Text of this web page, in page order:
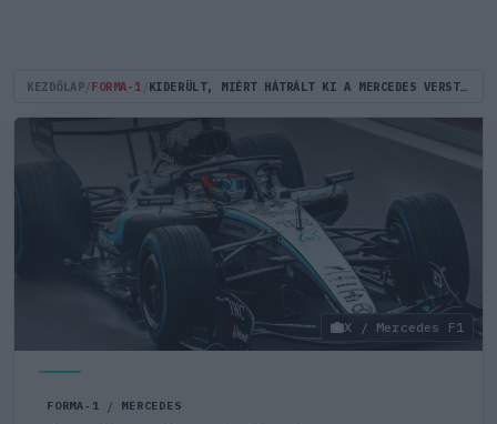
KEZDŐLAP FORMA-1 KIDERÜLT, MIÉRT HÁTRÁLT KI A MERCEDES VERSTAPPEN SZERZŐDTETÉSÉBŐL
X / Mercedes F1
FORMA-1 / MERCEDES